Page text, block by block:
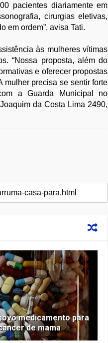
pacientes diariamente em
cirurgias eletivas,
em ordem”, avisa Tati.
às mulheres vítimas
“Nossa proposta, além do
e oferecer propostas
mulher precisa se sentir forte
a Guarda Municipal no
da Costa Lima 2490,
medicamento para
de mama